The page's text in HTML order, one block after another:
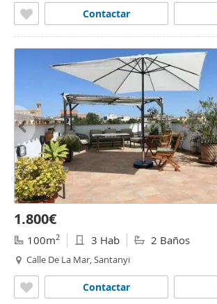
Contactar
1.800€
100m2 3 Hab 2 Baños
Calle De La Mar, Santanyi
Contactar